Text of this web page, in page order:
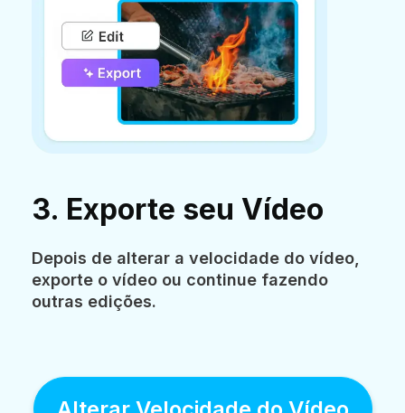
3. Exporte seu Vídeo
Depois de alterar a velocidade do vídeo,
exporte o vídeo ou continue fazendo
outras edições.